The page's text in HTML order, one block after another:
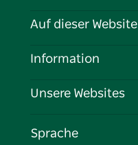
Kontaktieren Sie uns
Cookie-Hinweis
Auf dieser Website
Reiseziele
Veranstaltungen
Information
Reiseinformationen
Unternehmen in NSW
Unsere Websites
Sprache